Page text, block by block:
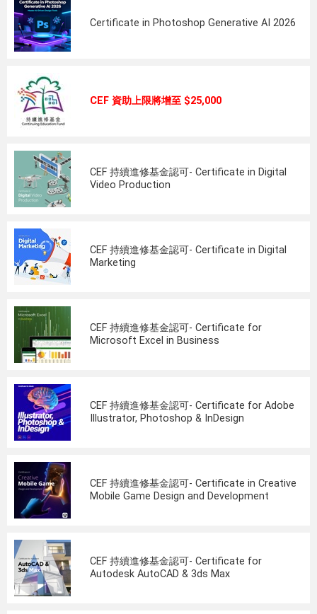
Certificate in Photoshop Generative AI 2026
CEF 資助上限將增至 $25,000
CEF 持續進修基金認可- Certificate in Digital
Video Production
CEF 持續進修基金認可- Certificate in Digital
Marketing
CEF 持續進修基金認可- Certificate for
Microsoft Excel in Business
CEF 持續進修基金認可- Certificate for Adobe
Illustrator, Photoshop & InDesign
CEF 持續進修基金認可- Certificate in Creative
Mobile Game Design and Development
CEF 持續進修基金認可- Certificate for
Autodesk AutoCAD & 3ds Max